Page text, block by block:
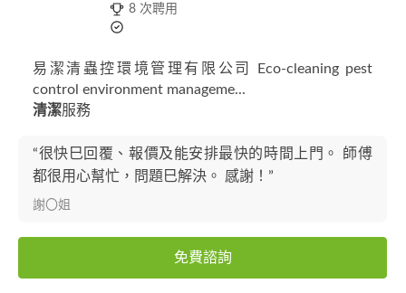
8 次聘用
易潔清蟲控環境管理有限公司 Eco-cleaning pest
control environment manageme...
清潔服務
“很快巳回覆、報價及能安排最快的時間上門。 師傅
都很用心幫忙，問題巳解決。 感謝！”
謝〇姐
免費諮詢